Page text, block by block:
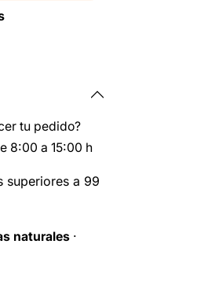
tu pedido?
8:00 a 15:00 h
superiores a 99
naturales ·